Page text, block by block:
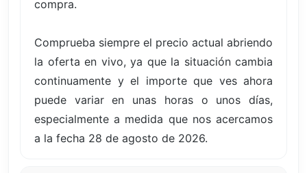
compra.
Comprueba siempre el precio actual abriendo
la oferta en vivo, ya que la situación cambia
continuamente y el importe que ves ahora
puede variar en unas horas o unos días,
especialmente a medida que nos acercamos
a la fecha 28 de agosto de 2026.